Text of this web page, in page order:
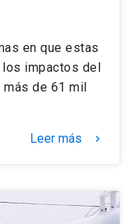
en que estas
los impactos del
más de 61 mil
Leer más keyboard_arrow_right